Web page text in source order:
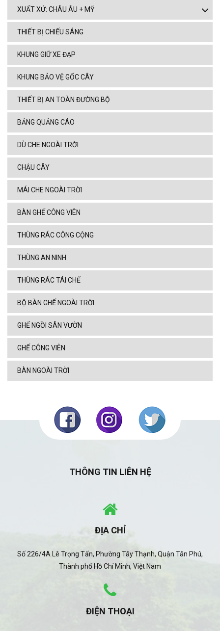
XUẤT XỨ: CHÂU ÂU + MỸ
THIẾT BỊ CHIẾU SÁNG
KHUNG GIỮ XE ĐẠP
KHUNG BẢO VỆ GỐC CÂY
THIẾT BỊ AN TOÀN ĐƯỜNG BỘ
BẢNG QUẢNG CÁO
DÙ CHE NGOÀI TRỜI
CHẬU CÂY
MÁI CHE NGOÀI TRỜI
BÀN GHẾ CÔNG VIÊN
THÙNG RÁC CÔNG CỘNG
THÙNG AN NINH
THÙNG RÁC TÁI CHẾ
BỘ BÀN GHẾ NGOÀI TRỜI
GHẾ NGỒI SÂN VƯỜN
GHẾ CÔNG VIÊN
BÀN NGOÀI TRỜI
THÔNG TIN LIÊN HỆ
ĐỊA CHỈ
Số 226/4A Lê Trọng Tấn, Phường Tây Thạnh, Quận Tân Phú,
Thành phố Hồ Chí Minh, Việt Nam
ĐIỆN THOẠI